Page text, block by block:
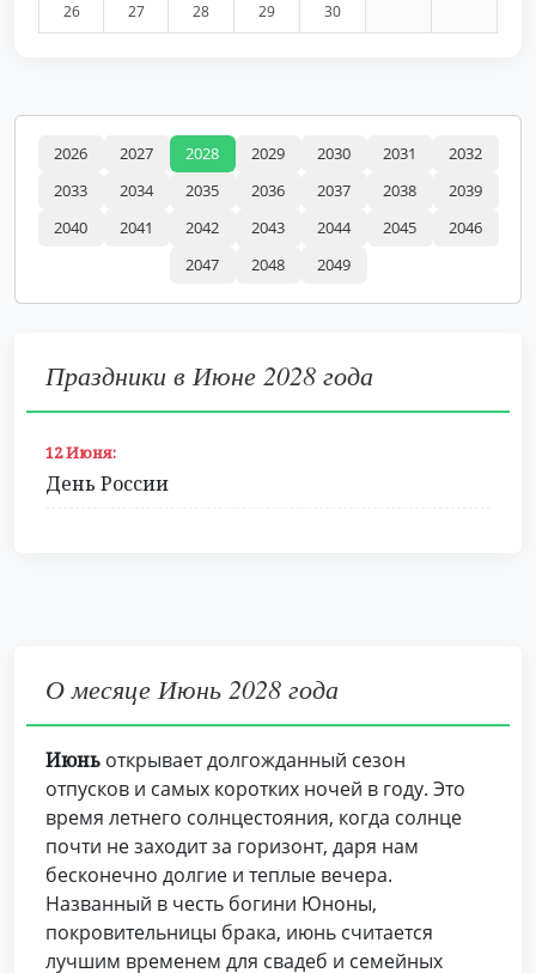
26 27 28 29 30
2026 2027 2028 2029 2030 2031
2032
2033
2034 2035 2036 2037 2038
2039
2040
2041 2042 2043 2044 2045
2046
2047
2048 2049
Праздники в Июне 2028 года
12 Июня:
День России
О месяце Июнь 2028 года
Июнь открывает долгожданный сезон
отпусков и самых коротких ночей в году. Это
время летнего солнцестояния, когда солнце
почти не заходит за горизонт, даря нам
бесконечно долгие и теплые вечера.
Названный в честь богини Юноны,
покровительницы брака, июнь считается
лучшим временем для свадеб и семейных